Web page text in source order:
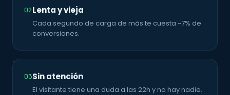
02Lenta y vieja
Cada segundo de carga de más te cuesta ~7% de
conversiones.
03Sin atención
El visitante tiene una duda a las 22h y no hay nadie.